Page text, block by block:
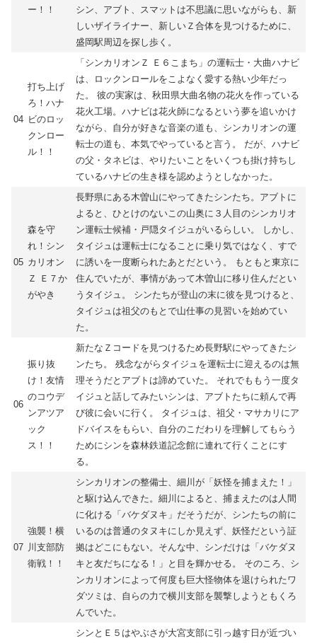
ー！！
シン、アブト、スマットは不思議に思いながらも、新
しいザイライナー、新しいＺ合体を見つけるために、
盛岡駅周辺を探し歩く。
04
打ち上げ
ろ！ハナ
ビのロッ
クンロー
ル！！
「シンカリオンＺ Ｅ６こまち」の運転士・大曲ハナビ
は、ロックンロールをこよなく愛する熱い少年だっ
た。 彼の実家は、秋田県大曲名物の花火を作っている
花火工場。ハナビは花火師になるという夢を追いかけ
ながら、自分が好きな音楽の道も、シンカリオンの運
転士の道も、本気でやっていると言う。 だが、ハナビ
の父・タネビは、やりたいことをいくつも掛け持ちし
ているハナビの生き様を認めようとしなかった。
05
森を守
れ！シン
カリオン
Ｚ Ｅ７か
がやき
長野県にある木曽山にやってきたシンたち。アブトに
よると、ひとけのないこの山奥に３人目のシンカリオ
ン運転士候補・戸隠タイジュがいるらしい。 しかし、
タイジュは運転士になることに乗り気ではなく、すで
に誘いを一度断られたあとだという。 もともと東京に
住んでいたが、事情があって木曽山に移り住んだとい
うタイジュ。 シンたちが登山の末に彼を見つけると、
タイジュは祖父のもとで山仕事の見習いを始めてい
た。
06
振り抜
け！友情
のコウデ
ンアツア
ック
ス！！
新たなＺコードを見つけるため長野駅にやってきたシ
ンたち。 残念ながらタイジュを運転士に迎えるのは無
理そうだとアブトは諦めていた。 それでももう一度タ
イジュと話してみたいシンは、アブトたちに頼んで再
び彼に会いに行く。 タイジュは、祖父・マサカリにア
ドバイスをもらい、自分のこだわりを理解してもらう
ためにシンを森林鉄道記念館に連れて行くことにす
る。
07
強襲！横
川支部防
衛戦！！
シンカリオンの整備士、細川が「妖怪を捕まえた！」
と駆け込んできた。細川によると、捕まえたのは人間
に化ける「バケダヌキ」だそうだが、シンたちの前に
いるのは普通のタヌキにしか見えず、妖怪だという証
拠はどこにもない。そんな中、シンだけは「バケダヌ
キと友だちになる！」と目を輝かせる。 そのころ、シ
ンカリオンによって何度も巨大怪物体を退けられたワ
ダツミは、自らの力で横川支部を襲撃しようともくろ
んでいた。
シンとＥ５はやぶさが大宮支部に引っ越す日が近づい